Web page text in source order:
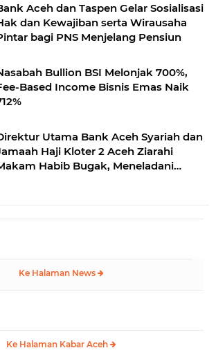
Aceh dan Taspen Gelar Sosialisasi
dan Kewajiban serta Wirausaha
bagi PNS Menjelang Pensiun
Bullion BSI Melonjak 700%,
Based Income Bisnis Emas Naik
Utama Bank Aceh Syariah dan
Haji Kloter 2 Aceh Ziarahi
Habib Bugak, Meneladani
Ke Halaman News
Ke Halaman Kabar Aceh